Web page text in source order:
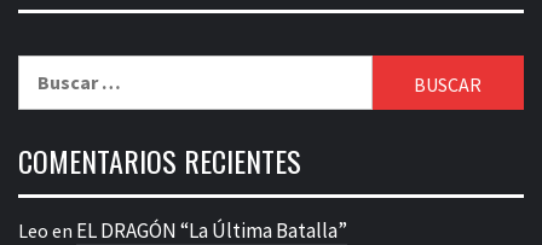
COMENTARIOS RECIENTES
Leo en EL DRAGÓN “La Última Batalla”